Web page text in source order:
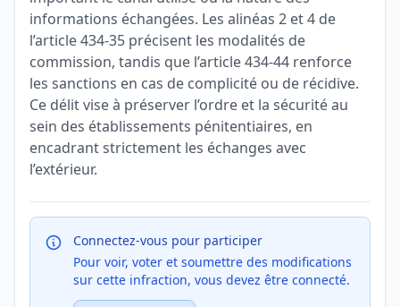
informations échangées. Les alinéas 2 et 4 de
l’article 434-35 précisent les modalités de
commission, tandis que l’article 434-44 renforce
les sanctions en cas de complicité ou de récidive.
Ce délit vise à préserver l’ordre et la sécurité au
sein des établissements pénitentiaires, en
encadrant strictement les échanges avec
l’extérieur.
Connectez-vous pour participer
Pour voir, voter et soumettre des modifications
sur cette infraction, vous devez être connecté.